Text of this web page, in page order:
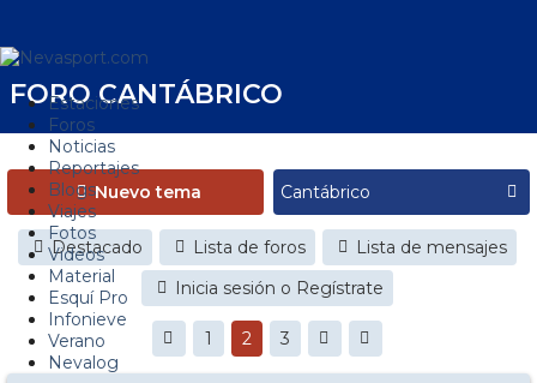
Estaciones
Foros
Noticias
Reportajes
Blogs
Viajes
Fotos
Videos
Material
Esquí Pro
Infonieve
Verano
Nevalog
FORO CANTÁBRICO
Nuevo tema
Destacado Lista de foros
Lista de mensajes
Inicia sesión o Regístrate
1 2 3